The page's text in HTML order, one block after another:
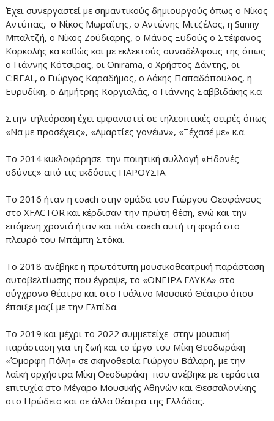
Έχει συνεργαστεί με σημαντικούς δημιουργούς όπως ο Νίκος
Αντύπας, ο Νίκος Μωραΐτης, ο Αντώνης Μιτζέλος, η Sunny
Μπαλτζή, ο Νίκος Ζούδιαρης, ο Μάνος Ξυδούς ο Στέφανος
Κορκολής κα καθώς και με εκλεκτούς συναδέλφους της όπως
ο Γιάννης Κότσιρας, οι Onirama, ο Χρήστος Δάντης, οι
C:REAL, ο Γιώργος Καραδήμος, ο Λάκης Παπαδόπουλος, η
Ευρυδίκη, ο Δημήτρης Κοργιαλάς, ο Γιάννης Σαββιδάκης κ.α
Στην τηλεόραση έχει εμφανιστεί σε τηλεοπτικές σειρές όπως
«Να με προσέχεις», «Αμαρτίες γονέων», «Ξέχασέ με» κ.α.
Το 2014 κυκλοφόρησε την ποιητική συλλογή «Ηδονές
οδύνες» από τις εκδόσεις ΠΑΡΟΥΣΙΑ.
Το 2016 ήταν η coach στην ομάδα του Γιώργου Θεοφάνους
στο ΧFACTOR και κέρδισαν την πρώτη θέση, ενώ και την
επόμενη χρονιά ήταν και πάλι coach αυτή τη φορά στο
πλευρό του Μπάμπη Στόκα.
Το 2018 ανέβηκε η πρωτότυπη μουσικοθεατρική παράσταση
αυτοβελτίωσης που έγραψε, το «ΟΝΕΙΡΑ ΓΛΥΚΑ» στο
σύγχρονο θέατρο και στο Γυάλινο Μουσικό Θέατρο όπου
έπαιξε μαζί με την Ελπίδα.
Το 2019 και μέχρι το 2022 συμμετείχε στην μουσική
παράσταση για τη ζωή και το έργο του Μίκη Θεοδωράκη
«Όμορφη Πόλη» σε σκηνοθεσία Γιώργου Βάλαρη, με την
λαϊκή ορχήστρα Μίκη Θεοδωράκη που ανέβηκε με τεράστια
επιτυχία στο Μέγαρο Μουσικής Αθηνών και Θεσσαλονίκης
στο Ηρώδειο και σε άλλα θέατρα της Ελλάδας.